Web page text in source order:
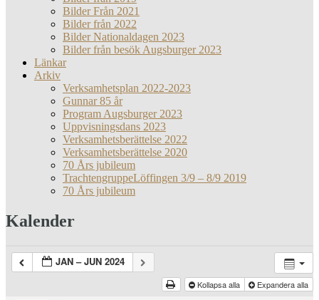
Bilder Från 2021
Bilder från 2022
Bilder Nationaldagen 2023
Bilder från besök Augsburger 2023
Länkar
Arkiv
Verksamhetsplan 2022-2023
Gunnar 85 år
Program Augsburger 2023
Uppvisningsdans 2023
Verksamhetsberättelse 2022
Verksamhetsberättelse 2020
70 Års jubileum
TrachtengruppeLöffingen 3/9 – 8/9 2019
70 Års jubileum
Kalender
JAN – JUN 2024
Kollapsa alla Expandera alla